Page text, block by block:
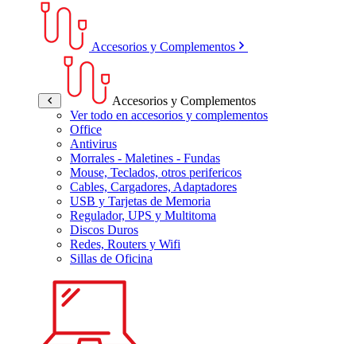
Accesorios y Complementos
Accesorios y Complementos
Ver todo en accesorios y complementos
Office
Antivirus
Morrales - Maletines - Fundas
Mouse, Teclados, otros perifericos
Cables, Cargadores, Adaptadores
USB y Tarjetas de Memoria
Regulador, UPS y Multitoma
Discos Duros
Redes, Routers y Wifi
Sillas de Oficina